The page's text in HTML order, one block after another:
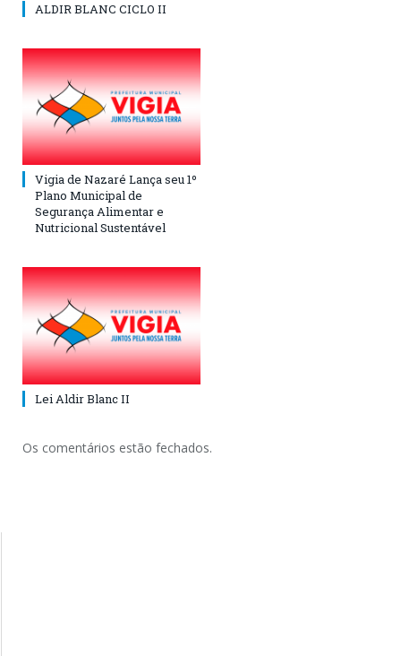
ALDIR BLANC CICLO II
Vigia de Nazaré Lança seu 1º
Plano Municipal de
Segurança Alimentar e
Nutricional Sustentável
Lei Aldir Blanc II
Os comentários estão fechados.